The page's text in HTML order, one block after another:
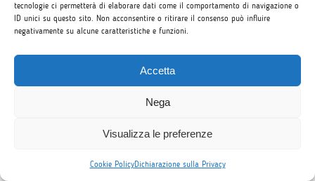
tecnologie ci permetterà di elaborare dati come il comportamento di navigazione o
ID unici su questo sito. Non acconsentire o ritirare il consenso può influire
negativamente su alcune caratteristiche e funzioni.
Accetta
Nega
Visualizza le preferenze
Cookie PolicyDichiarazione sulla Privacy